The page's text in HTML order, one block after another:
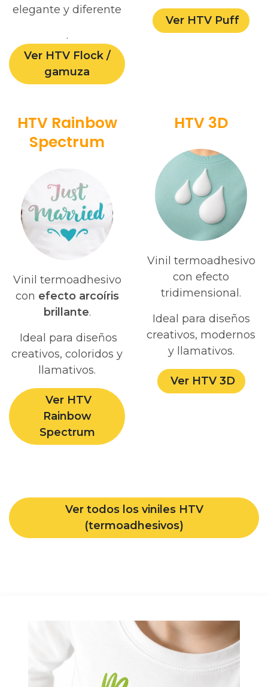
elegante y diferente
.
Ver HTV Flock /
gamuza
Ver HTV Puff
HTV Rainbow
Spectrum
Vinil termoadhesivo
con efecto arcoíris
brillante.
Ideal para diseños
creativos, coloridos y
llamativos.
Ver HTV
Rainbow
Spectrum
HTV 3D
Vinil termoadhesivo
con efecto
tridimensional.
Ideal para diseños
creativos, modernos
y llamativos.
Ver HTV 3D
Ver todos los viniles HTV
(termoadhesivos)